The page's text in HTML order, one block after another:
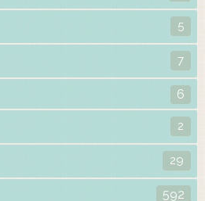
5
7
6
2
29
592